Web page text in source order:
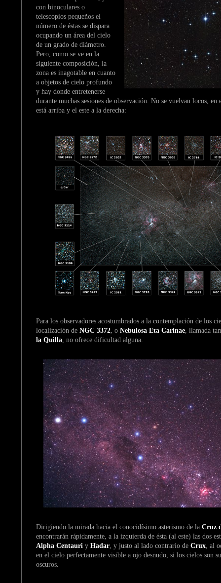
con binoculares o
telescopios pequeños el
número de éstas se dispara
ocupando un área del cielo
de un grado de diámetro.
Pero, como se ve en la
siguiente composición, la
zona es inagotable en cuanto
a objetos de cielo profundo
y hay donde entretenerse
durante muchas sesiones de observación. No se vuelvan locos, en
está arriba y el este a la derecha:
Para los observadores acostumbrados a la contemplación de los
localización de NGC 3372 , o Nebulosa Eta Carinae , llamada
la Quilla , no ofrece dificultad alguna.
Dirigiendo la mirada hacia el conocidísimo asterismo de la Cruz
encontrarán rápidamente, a la izquierda de ésta (al este) las dos
Alpha Centauri y Hadar , y justo al lado contrario de Crux , al
en el cielo perfectamente visible a ojo desnudo, si los cielos son
oscuros.